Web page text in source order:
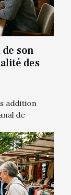
son
des
addition
de